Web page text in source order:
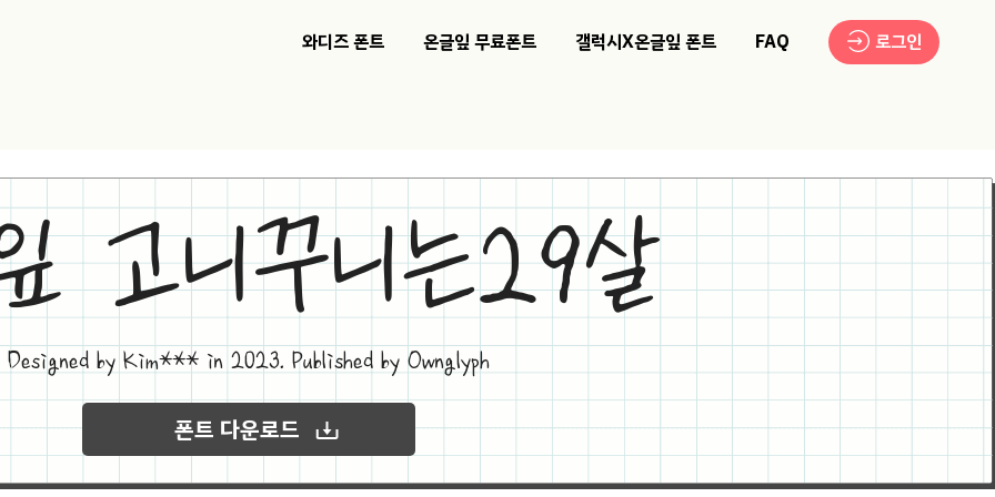
와디즈 폰트 온글잎 무료폰트 갤럭시X온글잎 폰트 FAQ 로그인
고니꾸니는29살
Designed by Kim*** in 2023. Published by Ownglyph
폰트 다운로드